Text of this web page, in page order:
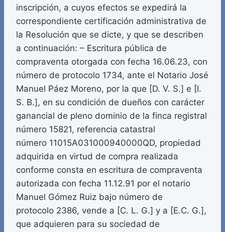
inscripción, a cuyos efectos se expedirá la
correspondiente certificación administrativa de
la Resolución que se dicte, y que se describen
a continuación: – Escritura pública de
compraventa otorgada con fecha 16.06.23, con
número de protocolo 1734, ante el Notario José
Manuel Páez Moreno, por la que [D. V. S.] e [I.
S. B.], en su condición de dueños con carácter
ganancial de pleno dominio de la finca registral
número 15821, referencia catastral
número 11015A031000940000QD, propiedad
adquirida en virtud de compra realizada
conforme consta en escritura de compraventa
autorizada con fecha 11.12.91 por el notario
Manuel Gómez Ruiz bajo número de
protocolo 2386, vende a [C. L. G.] y a [E.C. G.],
que adquieren para su sociedad de